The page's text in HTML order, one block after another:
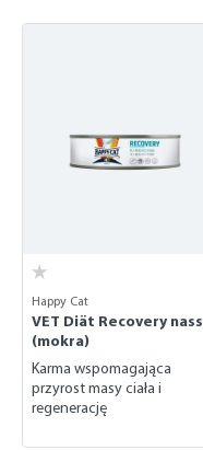
Happy Cat
VET Diät Recovery nass
(mokra)
Karma wspomagająca
przyrost masy ciała i
regenerację